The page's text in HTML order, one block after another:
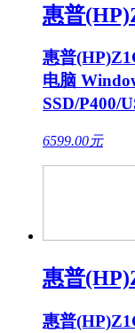
惠普
惠普
电脑
SSD/P400/
6599.00元
惠普
惠普